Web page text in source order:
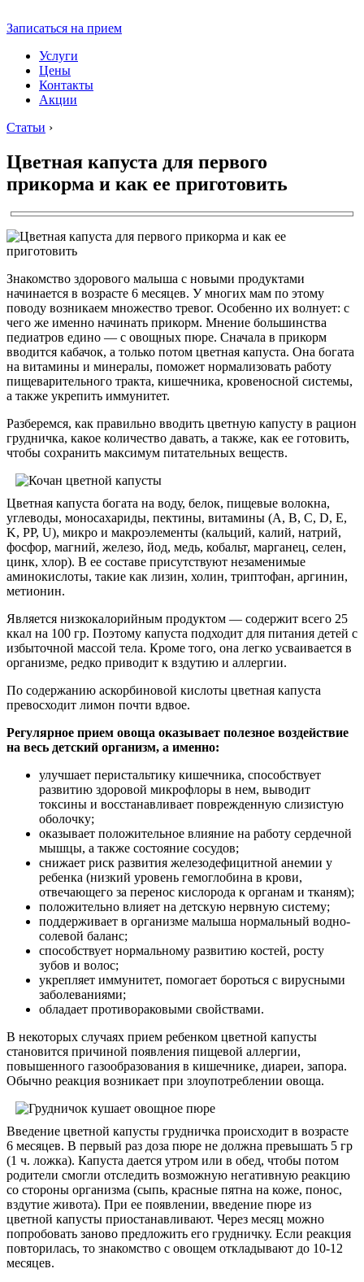
Записаться на прием
Услуги
Цены
Контакты
Акции
Статьи ›
Цветная капуста для первого
прикорма и как ее приготовить
Знакомство здорового малыша с новыми продуктами
начинается в возрасте 6 месяцев. У многих мам по этому
поводу возникаем множество тревог. Особенно их волнует: с
чего же именно начинать прикорм. Мнение большинства
педиатров едино — с овощных пюре. Сначала в прикорм
вводится кабачок, а только потом цветная капуста. Она богата
на витамины и минералы, поможет нормализовать работу
пищеварительного тракта, кишечника, кровеносной системы,
а также укрепить иммунитет.
Разберемся, как правильно вводить цветную капусту в рацион
грудничка, какое количество давать, а также, как ее готовить,
чтобы сохранить максимум питательных веществ.
Цветная капуста богата на воду, белок, пищевые волокна,
углеводы, моносахариды, пектины, витамины (A, B, C, D, E,
K, PP, U), микро и макроэлементы (кальций, калий, натрий,
фосфор, магний, железо, йод, медь, кобальт, марганец, селен,
цинк, хлор). В ее составе присутствуют незаменимые
аминокислоты, такие как лизин, холин, триптофан, аргинин,
метионин.
Является низкокалорийным продуктом — содержит всего 25
ккал на 100 гр. Поэтому капуста подходит для питания детей с
избыточной массой тела. Кроме того, она легко усваивается в
организме, редко приводит к вздутию и аллергии.
По содержанию аскорбиновой кислоты цветная капуста
превосходит лимон почти вдвое.
Регулярное прием овоща оказывает полезное воздействие
на весь детский организм, а именно:
улучшает перистальтику кишечника, способствует
развитию здоровой микрофлоры в нем, выводит
токсины и восстанавливает поврежденную слизистую
оболочку;
оказывает положительное влияние на работу сердечной
мышцы, а также состояние сосудов;
снижает риск развития железодефицитной анемии у
ребенка (низкий уровень гемоглобина в крови,
отвечающего за перенос кислорода к органам и тканям);
положительно влияет на детскую нервную систему;
поддерживает в организме малыша нормальный водно-
солевой баланс;
способствует нормальному развитию костей, росту
зубов и волос;
укрепляет иммунитет, помогает бороться с вирусными
заболеваниями;
обладает противораковыми свойствами.
В некоторых случаях прием ребенком цветной капусты
становится причиной появления пищевой аллергии,
повышенного газообразования в кишечнике, диареи, запора.
Обычно реакция возникает при злоупотреблении овоща.
Введение цветной капусты грудничка происходит в возрасте
6 месяцев. В первый раз доза пюре не должна превышать 5 гр
(1 ч. ложка). Капуста дается утром или в обед, чтобы потом
родители смогли отследить возможную негативную реакцию
со стороны организма (сыпь, красные пятна на коже, понос,
вздутие живота). При ее появлении, введение пюре из
цветной капусты приостанавливают. Через месяц можно
попробовать заново предложить его грудничку. Если реакция
повторилась, то знакомство с овощем откладывают до 10-12
месяцев.